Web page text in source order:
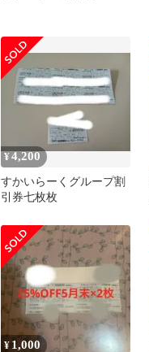
¥4,200
すかいらーくグループ割
引券七枚枚
¥ 1,000